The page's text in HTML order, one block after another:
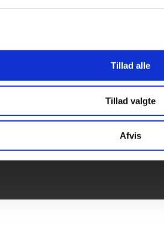
Tillad alle
Tillad valgte
Afvis